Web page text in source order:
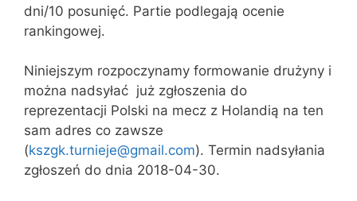
dni/10 posunięć. Partie podlegają ocenie
rankingowej.
Niniejszym rozpoczynamy formowanie drużyny i
można nadsyłać już zgłoszenia do
reprezentacji Polski na mecz z Holandią na ten
sam adres co zawsze
(kszgk.turnieje@gmail.com). Termin nadsyłania
zgłoszeń do dnia 2018-04-30.